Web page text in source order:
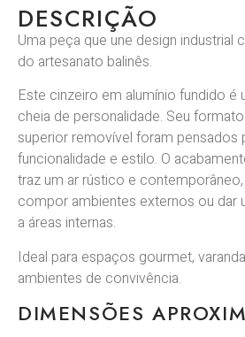
DESCRIÇÃO
Uma peça que une design industrial
do artesanato balinês.
Este cinzeiro em alumínio fundido é
cheia de personalidade. Seu
superior removível foram pensados
funcionalidade e estilo. O
traz um ar rústico e
compor ambientes externos ou dar
a áreas internas.
Ideal para espaços gourmet,
ambientes de convivência.
DIMENSÕES